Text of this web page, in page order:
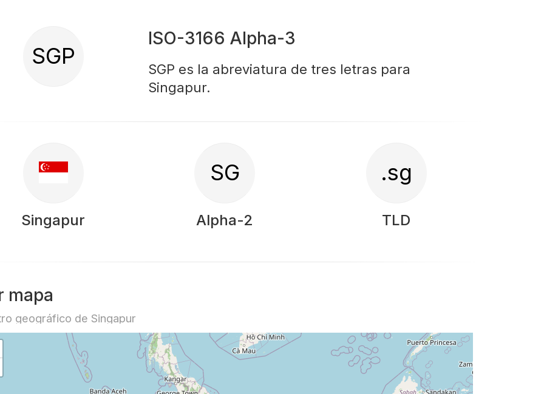
SGP
ISO-3166 Alpha-3
SGP es la abreviatura de tres letras para
Singapur.
Singapur
SG
Alpha-2
.sg
TLD
mapa
geográfico de Singapur